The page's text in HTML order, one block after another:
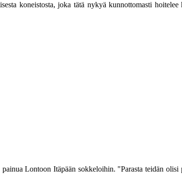
koneistosta, joka tätä nykyä kunnottomasti hoitelee
Lontoon Itäpään sokkeloihin. "Parasta teidän olisi